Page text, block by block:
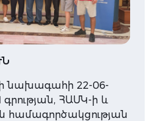
նախագահի 22-06-
գրության, ՀԱՄԿ-ի և
համագործակցության